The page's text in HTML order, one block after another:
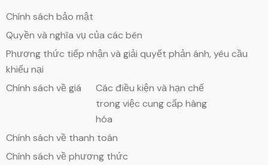
Chính sách bảo mật
Quyền và nghĩa vụ của các bên
Phương thức tiếp nhận và giải quyết phản ánh, yêu cầu
khiếu nại
Chính sách về giá
Các điều kiện và hạn chế
trong việc cung cấp hàng
hóa
Chính sách về thanh toán
Chính sách về phương thức